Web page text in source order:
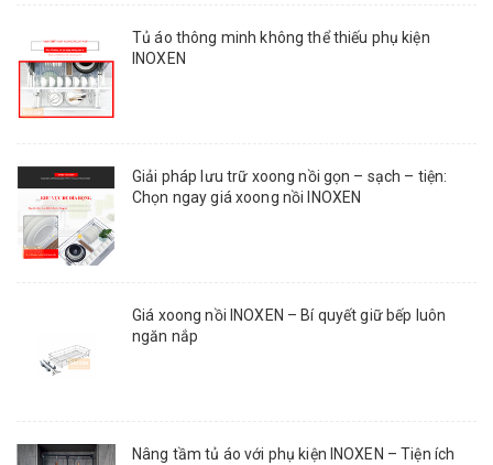
Tủ áo thông minh không thể thiếu phụ kiện
INOXEN
Giải pháp lưu trữ xoong nồi gọn – sạch – tiện:
Chọn ngay giá xoong nồi INOXEN
Giá xoong nồi INOXEN – Bí quyết giữ bếp luôn
ngăn nắp
Nâng tầm tủ áo với phụ kiện INOXEN – Tiện ích